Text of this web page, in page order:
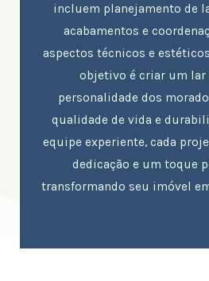
incluem planejamento de
acabamentos e
aspectos técnicos e
objetivo é criar um lar
personalidade dos
qualidade de vida e
equipe experiente, cada
dedicação e um toque
transformando seu imóvel